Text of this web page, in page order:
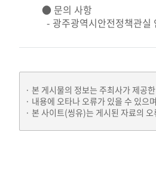
● 문의 사항
- 광주광역시안전정책관실
본 게시물의 정보는 주최사가 제공
내용에 오타나 오류가 있을 수 있으
본 사이트(씽유)는 게시된 자료의